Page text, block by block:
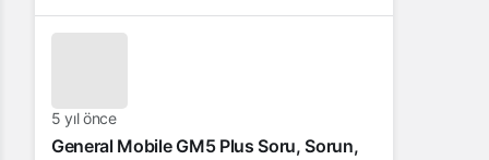
Sıkça Sorulan Sorular
5 yıl önce
General Mobile GM5 Plus Soru, Sorun,